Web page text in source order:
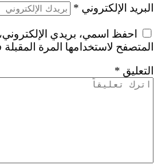
البريد الإلكتروني *
احفظ اسمي، بريدي
المتصفح لاستخدامها المرة
التعليق *